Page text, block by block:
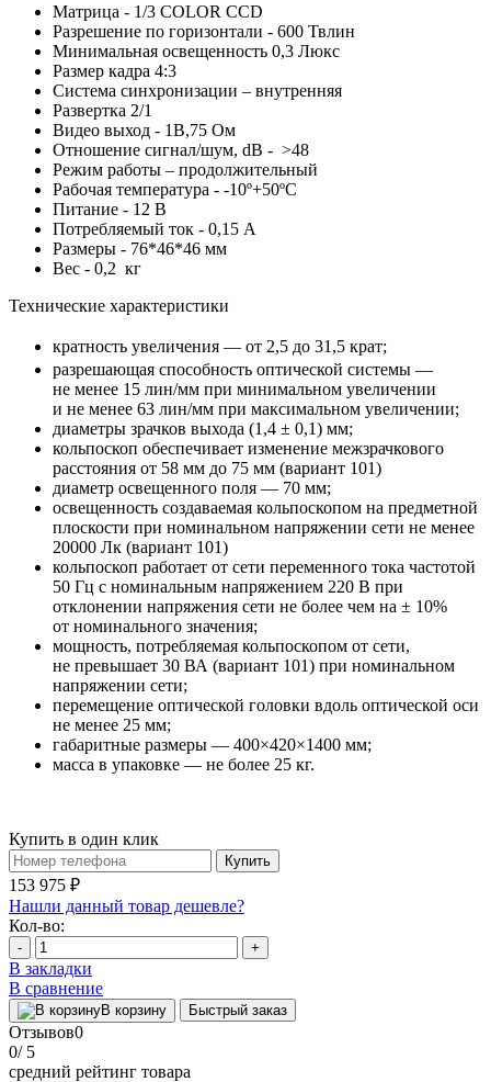
Матрица - 1/3 COLOR CCD
Разрешение по горизонтали - 600 Твлин
Минимальная освещенность 0,3 Люкс
Размер кадра 4:3
Система синхронизации – внутренняя
Развертка 2/1
Видео выход - 1В,75 Ом
Отношение сигнал/шум, dB - >48
Режим работы – продолжительный
Рабочая температура - -10º+50ºС
Питание - 12 В
Потребляемый ток - 0,15 А
Размеры - 76*46*46 мм
Вес - 0,2 кг
Технические характеристики
кратность увеличения — от 2,5 до 31,5 крат;
разрешающая способность оптической системы —
не менее 15 лин/мм при минимальном увеличении
и не менее 63 лин/мм при максимальном увеличении;
диаметры зрачков выхода (1,4 ± 0,1) мм;
кольпоскоп обеспечивает изменение межзрачкового
расстояния от 58 мм до 75 мм (вариант 101)
диаметр освещенного поля — 70 мм;
освещенность создаваемая кольпоскопом на предметной
плоскости при номинальном напряжении сети не менее
20000 Лк (вариант 101)
кольпоскоп работает от сети переменного тока частотой
50 Гц с номинальным напряжением 220 В при
отклонении напряжения сети не более чем на ± 10%
от номинального значения;
мощность, потребляемая кольпоскопом от сети,
не превышает 30 ВА (вариант 101) при номинальном
напряжении сети;
перемещение оптической головки вдоль оптической оси
не менее 25 мм;
габаритные размеры — 400×420×1400 мм;
масса в упаковке — не более 25 кг.
Купить в один клик
Купить
153 975 ₽
Нашли данный товар дешевле?
Кол-во:
- +
В закладки
В сравнение
В корзину Быстрый заказ
Отзывов0
0/ 5
средний рейтинг товара